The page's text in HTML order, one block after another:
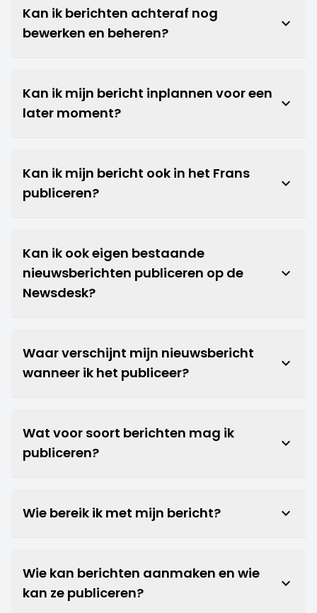
Kan ik berichten achteraf nog
bewerken en beheren?
keyboard_arrow_down
Kan ik mijn bericht inplannen voor een
later moment?
keyboard_arrow_down
Kan ik mijn bericht ook in het Frans
publiceren?
keyboard_arrow_down
Kan ik ook eigen bestaande
nieuwsberichten publiceren op de
Newsdesk?
keyboard_arrow_down
Waar verschijnt mijn nieuwsbericht
wanneer ik het publiceer?
keyboard_arrow_down
Wat voor soort berichten mag ik
publiceren?
keyboard_arrow_down
Wie bereik ik met mijn bericht? keyboard_arrow_down
Wie kan berichten aanmaken en wie
kan ze publiceren?
keyboard_arrow_down